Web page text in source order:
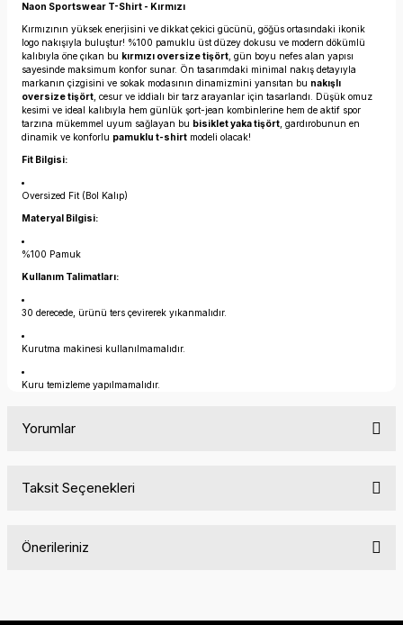
Naon Sportswear T-Shirt - Kırmızı
Kırmızının yüksek enerjisini ve dikkat çekici gücünü, göğüs ortasındaki ikonik
logo nakışıyla buluştur! %100 pamuklu üst düzey dokusu ve modern dökümlü
kalıbıyla öne çıkan bu kırmızı oversize tişört , gün boyu nefes alan yapısı
sayesinde maksimum konfor sunar. Ön tasarımdaki minimal nakış detayıyla
markanın çizgisini ve sokak modasının dinamizmini yansıtan bu nakışlı
oversize tişört , cesur ve iddialı bir tarz arayanlar için tasarlandı. Düşük omuz
kesimi ve ideal kalıbıyla hem günlük şort-jean kombinlerine hem de aktif spor
tarzına mükemmel uyum sağlayan bu bisiklet yaka tişört , gardırobunun en
dinamik ve konforlu pamuklu t-shirt modeli olacak!
Fit Bilgisi:
Oversized Fit (Bol Kalıp)
Materyal Bilgisi:
%100 Pamuk
Kullanım Talimatları:
30 derecede, ürünü ters çevirerek yıkanmalıdır.
Kurutma makinesi kullanılmamalıdır.
Kuru temizleme yapılmamalıdır.
Yorumlar
Taksit Seçenekleri
Önerileriniz